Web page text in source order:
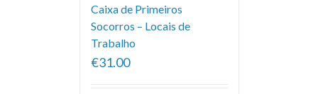
Caixa de Primeiros
Socorros – Locais de
Trabalho
€31.00